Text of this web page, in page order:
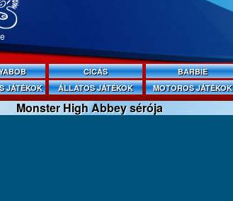
CICÁS BARBIE
JÁTÉKOK ÁLLATOS JÁTÉKOK MOTOROS JÁTÉKOK
Monster High Abbey sérója